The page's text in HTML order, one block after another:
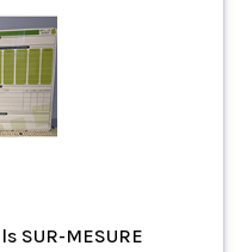
SUR-MESURE